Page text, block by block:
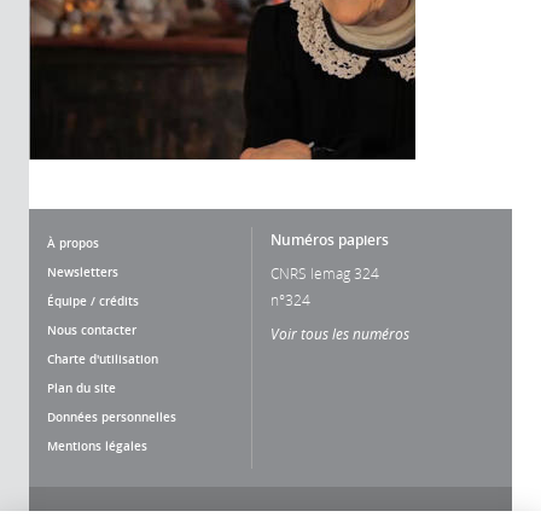
À propos
Newsletters
Équipe / crédits
Nous contacter
Charte d'utilisation
Plan du site
Données personnelles
Mentions légales
Numéros papiers
CNRS lemag 324
n°324
Voir tous les numéros